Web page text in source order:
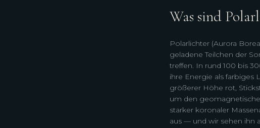
Was sind
Polarlichter (Aurora
geladene Teilchen der
treffen. In rund 100 bis
ihre Energie als farbiges
größerer Höhe rot,
um den
starker koronaler
aus — und wir sehen ihn